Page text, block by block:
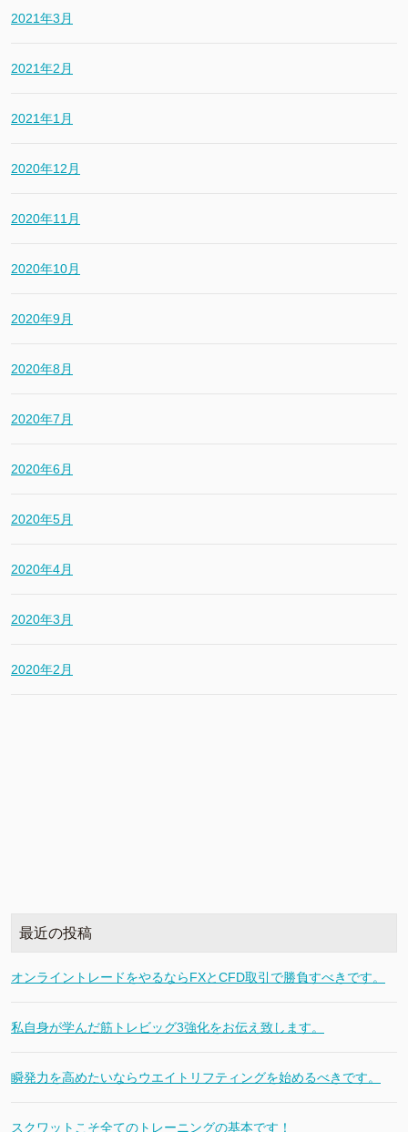
2021年3月
2021年2月
2021年1月
2020年12月
2020年11月
2020年10月
2020年9月
2020年8月
2020年7月
2020年6月
2020年5月
2020年4月
2020年3月
2020年2月
最近の投稿
オンライントレードをやるならFXとCFD取引で勝負すべきです。
私自身が学んだ筋トレビッグ3強化をお伝え致します。
瞬発力を高めたいならウエイトリフティングを始めるべきです。
スクワットこそ全てのトレーニングの基本です！